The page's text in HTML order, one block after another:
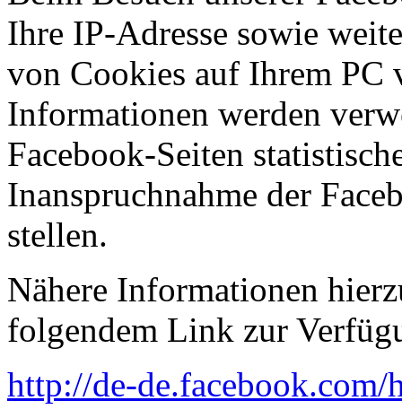
Ihre IP-Adresse sowie
von Cookies auf Ihrem PC
Informationen werden
Facebook-Seiten
Inanspruchnahme der
stellen.
Nähere Informationen
folgendem Link zur
http://de-de.facebook.com/